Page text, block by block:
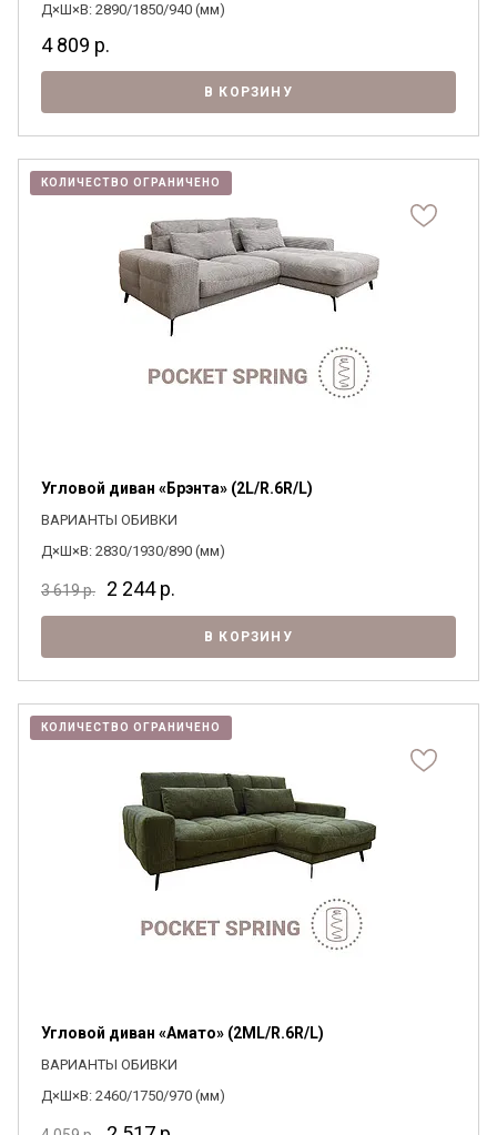
Д×Ш×В: 2890/1850/940 (мм)
4 809 р.
В КОРЗИНУ
КОЛИЧЕСТВО ОГРАНИЧЕНО
Угловой диван «Брэнта» (2L/R.6R/L)
ВАРИАНТЫ ОБИВКИ
Д×Ш×В: 2830/1930/890 (мм)
3 619р. 2 244р.
В КОРЗИНУ
КОЛИЧЕСТВО ОГРАНИЧЕНО
Угловой диван «Амато» (2ML/R.6R/L)
ВАРИАНТЫ ОБИВКИ
Д×Ш×В: 2460/1750/970 (мм)